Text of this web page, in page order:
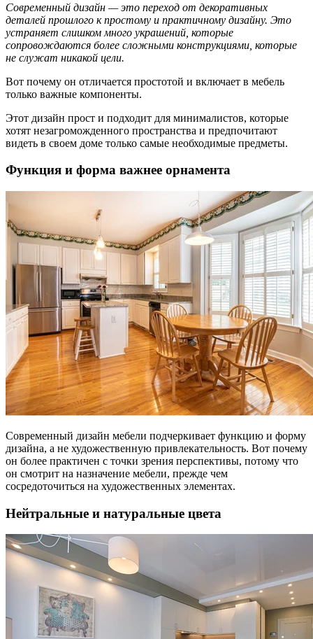
Современный дизайн — это переход от декоративных
деталей прошлого к простому и практичному дизайну. Это
устраняет слишком много украшений, которые
сопровождаются более сложными конструкциями, которые
не служат никакой цели.
Вот почему он отличается простотой и включает в мебель
только важные компоненты.
Этот дизайн прост и подходит для минималистов, которые
хотят незагроможденного пространства и предпочитают
видеть в своем доме только самые необходимые предметы.
Функция и форма важнее орнамента
Современный дизайн мебели подчеркивает функцию и форму
дизайна, а не художественную привлекательность. Вот почему
он более практичен с точки зрения перспективы, потому что
он смотрит на назначение мебели, прежде чем
сосредоточиться на художественных элементах.
Нейтральные и натуральные цвета